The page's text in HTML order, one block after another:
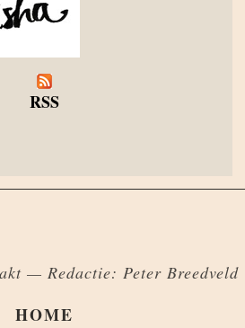
RSS
— Redactie: Peter Breedveld
HOME